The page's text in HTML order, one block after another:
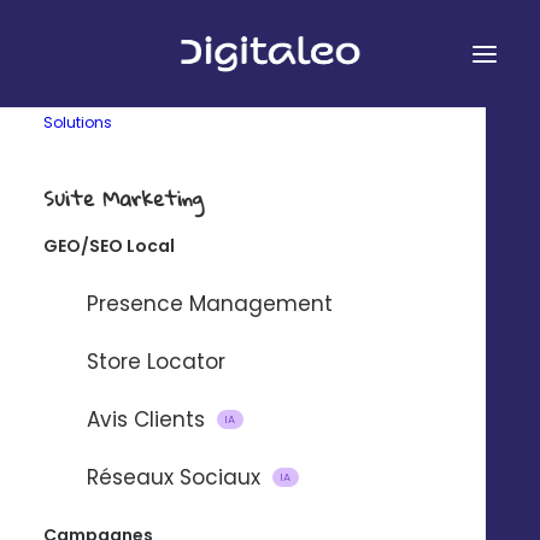
Solutions
Suite Marketing
GEO/SEO Local
Presence Management
Store Locator
Avis Clients
IA
Réseaux Sociaux IA
Campagnes
Checklist SEO GEO
votre checklist